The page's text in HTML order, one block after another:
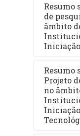
Resumo
de
âmbito
Resumo
Projeto
no